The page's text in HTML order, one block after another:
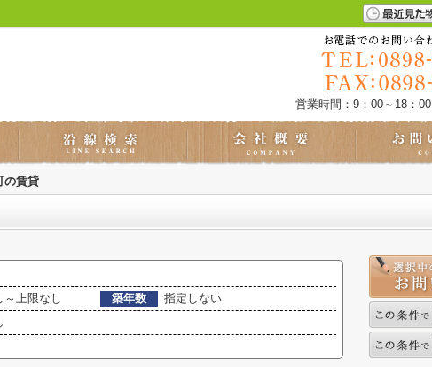
営業時間：9：00～18：00
の賃貸
～上限なし 築年数
指定しない